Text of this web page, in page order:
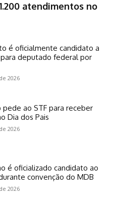
atendimentos no
é oficialmente candidato a
deputado federal por
2026
pede ao STF para receber
Dia dos Pais
2026
é oficializado candidato ao
convenção do MDB
2026